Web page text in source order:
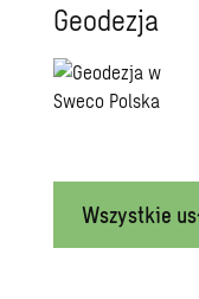
Geodezja
Wszystkie